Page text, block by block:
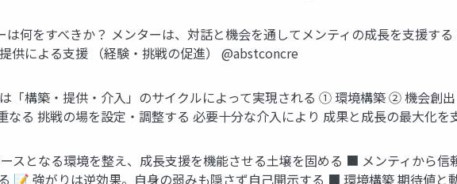
何をすべきか？ メンターは、対話と機会を通してメンティの成⻑を⽀援す
供による⽀援 （経験‧挑戦の促進） @abstconcre
「構築‧提供‧介⼊」のサイクルによって実現される ① 環境構築 ② 機会創
なる 挑戦の場を設定‧調整する 必要⼗分な介⼊により 成果と成⻑の最⼤化を
スとなる環境を整え、成⻑⽀援を機能させる⼟壌を固める ■ メンティから
📝 強がりは逆効果。⾃⾝の弱みも隠さず⾃⼰開⽰する ■ 環境構築 期待値と